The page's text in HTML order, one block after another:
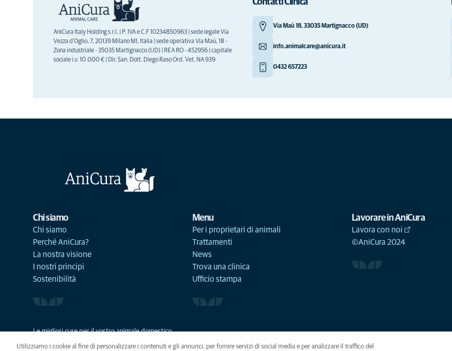
AniCura Italy Holding s.r.l. | P. IVA e C.F 10234850963 | sede legale Via
Vezza d'Oglio, 7, 20139 Milano MI, Italia | sede operativa Via Maù, 18 -
Zona industriale - 35035 Martignacco (UD) | REA RO - 452956 | capitale
sociale i.v. 10.000 € | Dir. San. Dott. Diego Raso Ord. Vet. NA 939
Contatti Clinica
Via Maù 18, 33035 Martignacco (UD)
info.animalcare@anicura.it
0432 657223
Chi siamo
Chi siamo
Perché AniCura?
La nostra visione
I nostri principi
Sostenibilità
Menu
Per i proprietari di animali
Trattamenti
News
Trova una clinica
Ufficio stampa
Lavorare in AniCura
Lavora con noi
©AniCura 2024
Le migliori cure per il vostro animale domestico
Utilizziamo i cookie al fine di personalizzare i contenuti e gli annunci, per fornire servizi di social media e per analizzare il traffico del